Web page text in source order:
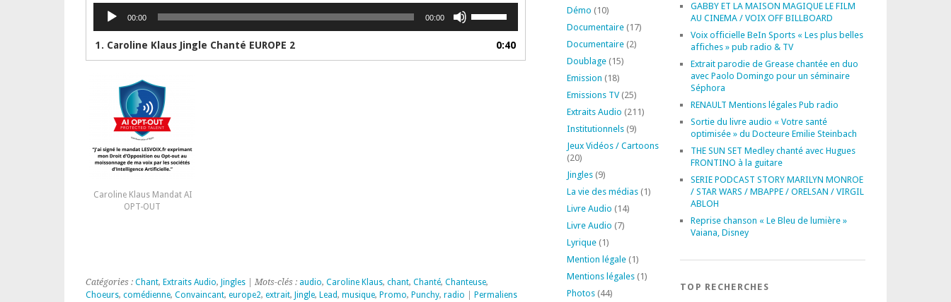
Lecteur
audio
00:00 00:00
1. Caroline Klaus Jingle Chanté EUROPE 2 0:40
Caroline Klaus Mandat AI
OPT-OUT
Catégories : Chant, Extraits Audio, Jingles | Mots-clés : audio, Caroline Klaus, chant, Chanté, Chanteuse,
Choeurs, comédienne, Convaincant, europe2, extrait, Jingle, Lead, musique, Promo, Punchy, radio Permaliens
Démo (10)
Documentaire(17)
Documentaire(2)
Doublage(15)
Emission (18)
Emissions TV(25)
Extraits Audio (211)
Institutionnels(9)
Jeux Vidéos / Cartoons
(20)
Jingles(9)
La vie des médias(1)
Livre Audio (14)
Livre Audio (7)
Lyrique(1)
Mention légale(1)
Mentions légales(1)
Photos(44)
GABBY ET LA MAISON MAGIQUE LE FILM
AU CINEMA / VOIX OFF BILLBOARD
Voix officielle BeIn Sports « Les plus belles
affiches » pub radio & TV
Extrait parodie de Grease chantée en duo
avec Paolo Domingo pour un séminaire
Séphora
RENAULT Mentions légales Pub radio
Sortie du livre audio « Votre santé
optimisée » du Docteure Emilie Steinbach
THE SUN SET Medley chanté avec Hugues
FRONTINO à la guitare
SERIE PODCAST STORY MARILYN MONROE
/ STAR WARS / MBAPPE / ORELSAN / VIRGIL
ABLOH
Reprise chanson « Le Bleu de lumière »
Vaiana, Disney
TOP RECHERCHES